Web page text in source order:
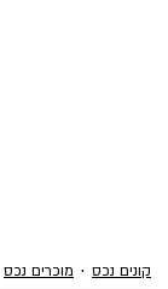
קונים נכס מוכרים נכס